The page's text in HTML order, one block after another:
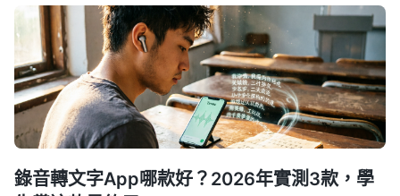
錄音轉文字App哪款好？2026年實測3款，學